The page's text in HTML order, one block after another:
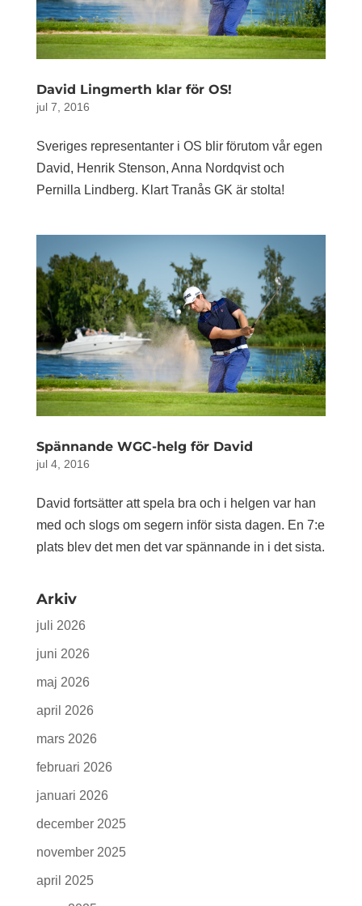
David Lingmerth klar för OS!
jul 7, 2016
Sveriges representanter i OS blir förutom vår egen
David, Henrik Stenson, Anna Nordqvist och
Pernilla Lindberg. Klart Tranås GK är stolta!
Spännande WGC-helg för David
jul 4, 2016
David fortsätter att spela bra och i helgen var han
med och slogs om segern inför sista dagen. En 7:e
plats blev det men det var spännande in i det sista.
Arkiv
juli 2026
juni 2026
maj 2026
april 2026
mars 2026
februari 2026
januari 2026
december 2025
november 2025
april 2025